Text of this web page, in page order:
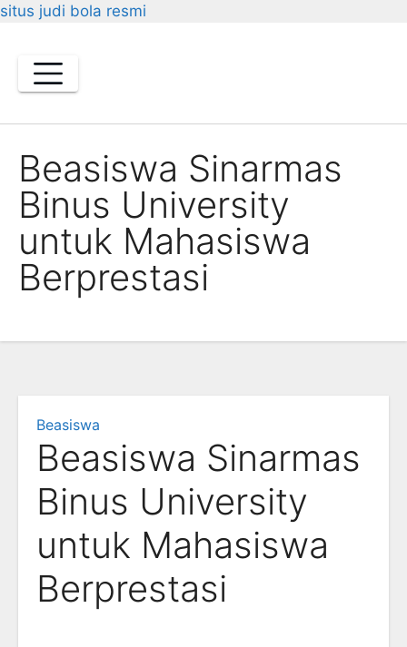
situs judi bola resmi
content
Beasiswa Sinarmas
Binus University
untuk Mahasiswa
Berprestasi
Beasiswa
Beasiswa Sinarmas
Binus University
untuk Mahasiswa
Berprestasi